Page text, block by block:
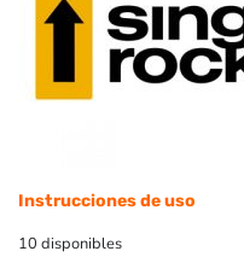
Instrucciones de uso
10 disponibles